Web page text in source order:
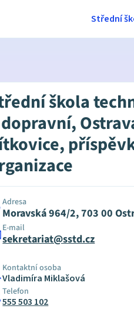
Střední
škola
Adresa
Moravská 964/2, 703 00
E-mail
sekretariat@sstd.cz
Kontaktní osoba
Vladimíra Miklašová
Telefon
555 503 102